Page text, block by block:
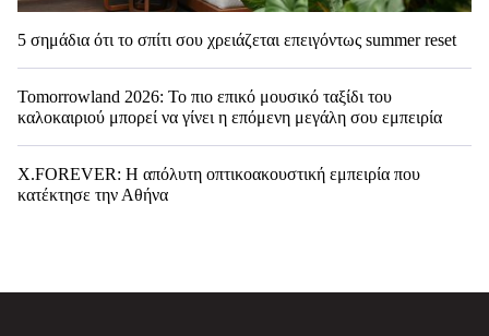
5 σημάδια ότι το σπίτι σου χρειάζεται επειγόντως summer reset
Tomorrowland 2026: Το πιο επικό μουσικό ταξίδι του
καλοκαιριού μπορεί να γίνει η επόμενη μεγάλη σου εμπειρία
X.FOREVER: Η απόλυτη οπτικοακουστική εμπειρία που
κατέκτησε την Αθήνα